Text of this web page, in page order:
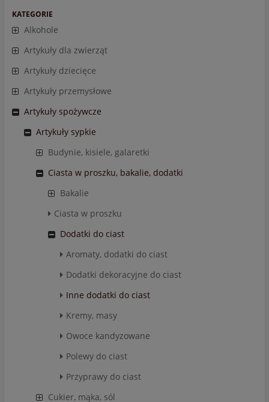
KATEGORIE
Alkohole
Artykuły dla zwierząt
Artykuły dziecięce
Artykuły przemysłowe
Artykuły spożywcze
Artykuły sypkie
Budynie, kisiele, galaretki
Ciasta w proszku, bakalie, dodatki
Bakalie
Ciasta w proszku
Dodatki do ciast
Aromaty, dodatki do ciast
Dodatki dekoracyjne do ciast
Inne dodatki do ciast
Kremy, masy
Owoce kandyzowane
Polewy do ciast
Przyprawy do ciast
Cukier, mąka, sól